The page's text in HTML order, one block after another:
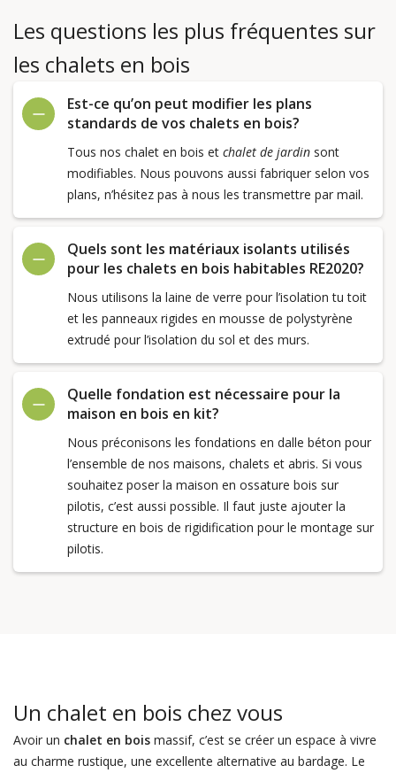
Les questions les plus fréquentes sur
les chalets en bois
Est-ce qu’on peut modifier les plans
standards de vos chalets en bois?
Tous nos chalet en bois et chalet de jardinsont
modifiables. Nous pouvons aussi fabriquer selon vos
plans, n’hésitez pas à nous les transmettre par mail.
Quels sont les matériaux isolants utilisés
pour les chalets en bois habitables RE2020?
Nous utilisons la laine de verre pour l’isolation tu toit
et les panneaux rigides en mousse de polystyrène
extrudé pour l’isolation du sol et des murs.
Quelle fondation est nécessaire pour la
maison en bois en kit?
Nous préconisons les fondations en dalle béton pour
l’ensemble de nos maisons, chalets et abris. Si vous
souhaitez poser la maison en ossature bois sur
pilotis, c’est aussi possible. Il faut juste ajouter la
structure en bois de rigidification pour le montage sur
pilotis.
Un chalet en bois chez vous
Avoir un chalet en boismassif, c’est se créer un espace à vivre
au charme rustique, une excellente alternative au bardage. Le